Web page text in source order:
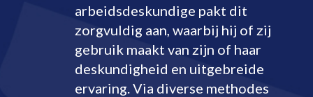
arbeidsdeskundige pakt dit
zorgvuldig aan, waarbij hij of zij
gebruik maakt van zijn of haar
deskundigheid en uitgebreide
ervaring. Via diverse methodes